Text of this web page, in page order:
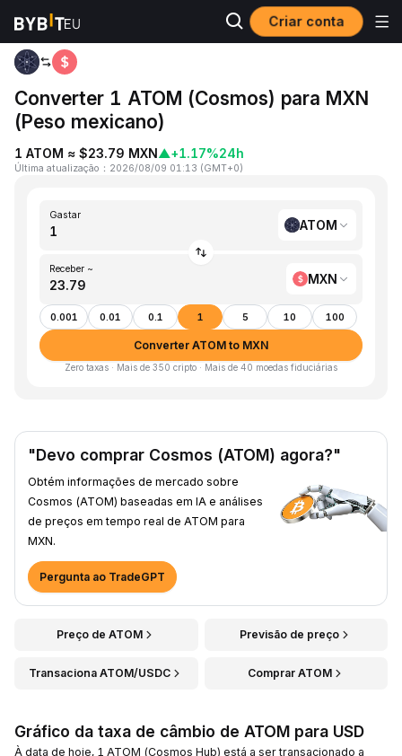
Criar conta
Página inicial
Converter 1 ATOM (Cosmos) para MXN
(Peso mexicano)
1 ATOM ≈ $23.79 MXN▲+1.17%24h
Última atualização ： 2026/08/09 01:13 (GMT+0)
Gastar
ATOM
Receber ~
MXN
0.001 0.01 0.1 1 5 10 100
Converter ATOM to MXN
Zero taxas · Mais de 350 cripto · Mais de 40 moedas fiduciárias
"Devo comprar Cosmos (ATOM) agora?"
Obtém informações de mercado sobre
Cosmos (ATOM) baseadas em IA e análises
de preços em tempo real de ATOM para
MXN.
Pergunta ao TradeGPT
Preço de ATOM Previsão de preço
Transaciona ATOM/USDC Comprar ATOM
Gráfico da taxa de câmbio de ATOM para USD
À data de hoje, 1 ATOM (Cosmos Hub) está a ser transacionado a